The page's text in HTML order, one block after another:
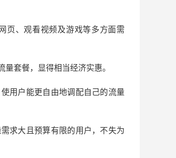
页、观看视频及游戏等多方面需
套餐，显得相当经济实惠。
用户能更自由地调配自己的流量
求大且预算有限的用户，不失为